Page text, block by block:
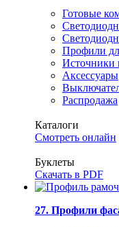
Готовые
Профили
Источники
Аксессуары
Распродажа
Каталоги
Смотреть онлайн
Буклеты
Скачать в PDF
27. Профили